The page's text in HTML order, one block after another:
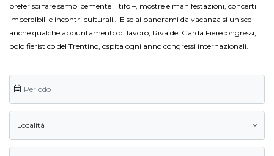
preferisci fare semplicemente il tifo –, mostre e manifestazioni, concerti
imperdibili e incontri culturali… E se ai panorami da vacanza si unisce
anche qualche appuntamento di lavoro, Riva del Garda Fierecongressi, il
polo fieristico del Trentino, ospita ogni anno congressi internazionali.
Località